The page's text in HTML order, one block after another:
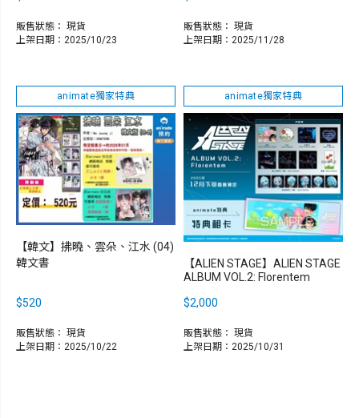
販售狀態： 現貨
上架日期：2025/10/23
販售狀態： 現貨
上架日期：2025/11/28
animate獨家特典
【韓文】拂曉、雲朵、江水 (04)
韓文書
$520
販售狀態： 現貨
上架日期：2025/10/22
animate獨家特典
【ALIEN STAGE】ALIEN STAGE
ALBUM VOL.2: Florentem
$2,000
販售狀態： 現貨
上架日期：2025/10/31